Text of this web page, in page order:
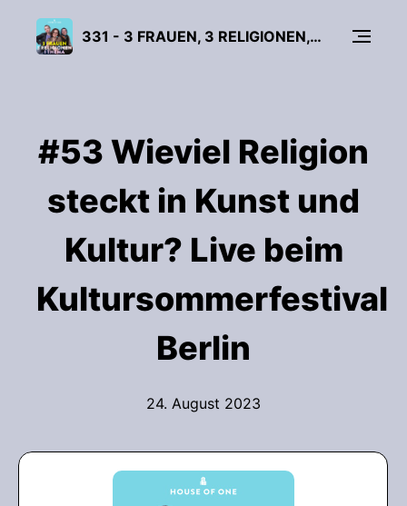
331 - 3 FRAUEN, 3 RELIGIONEN, 1 THEMA
#53 Wieviel Religion
steckt in Kunst und
Kultur? Live beim
Kultursommerfestival
Berlin
24. August 2023